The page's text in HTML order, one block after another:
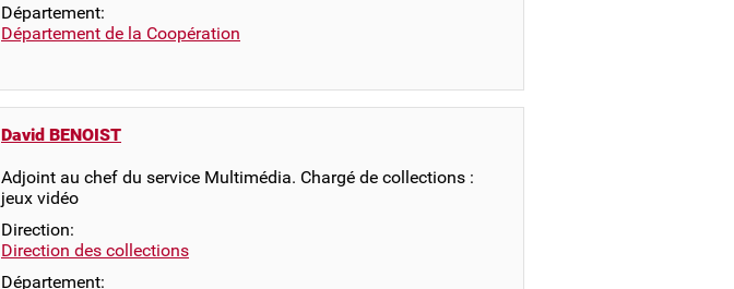
Département:
Département de la Coopération
David BENOIST
Adjoint au chef du service Multimédia. Chargé de collections :
jeux vidéo
Direction:
Direction des collections
Département: